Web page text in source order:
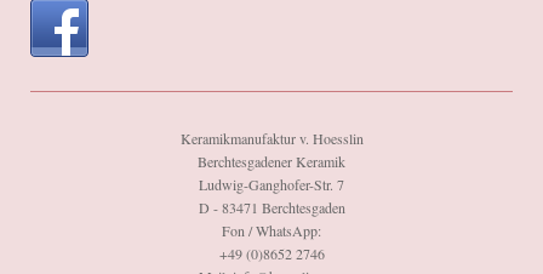
Keramikmanufaktur v. Hoesslin
Berchtesgadener Keramik
Ludwig-Ganghofer-Str. 7
D - 83471 Berchtesgaden
Fon / WhatsApp:
+49 (0)8652 2746